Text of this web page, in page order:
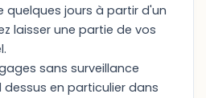
quelques jours à partir d'un
laisser une partie de vos
sans surveillance
en particulier dans